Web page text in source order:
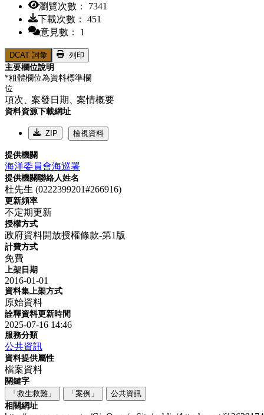
瀏覽次數： 7341
下載次數： 451
意見數： 1
DCAT 詞彙
列印
主要欄位說明
*粗體欄位為資料標準欄
位
項次、案發日期、案情概要
資料資源下載網址
ZIP 檢視資料
提供機關
海洋委員會海巡署
提供機關聯絡人姓名
杜先生 (0222399201#266916)
更新頻率
不定期更新
授權方式
政府資料開放授權條款-第1版
計費方式
免費
上架日期
2016-01-01
資料集上架方式
原始資料
詮釋資料更新時間
2025-07-16 14:46
服務分類
公共資訊
資料提供屬性
檔案資料
關鍵字
「救生救難」
「案例」
公共資訊
相關網址